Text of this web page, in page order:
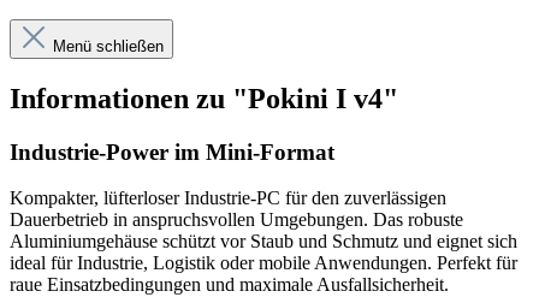
Menü schließen
Informationen zu "Pokini I v4"
Industrie-Power im Mini-Format
Kompakter, lüfterloser Industrie-PC für den zuverlässigen
Dauerbetrieb in anspruchsvollen Umgebungen. Das robuste
Aluminiumgehäuse schützt vor Staub und Schmutz und eignet sich
ideal für Industrie, Logistik oder mobile Anwendungen. Perfekt für
raue Einsatzbedingungen und maximale Ausfallsicherheit.